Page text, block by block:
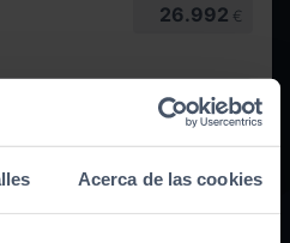
Acerca de las cookies
26.992 €